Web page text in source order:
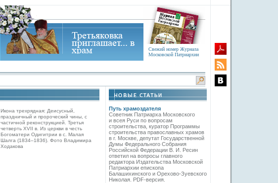
Свежий номер Журнала
Московской Патриархии
Икона трехрядная: Деисусный,
праздничный и пророческий чины, с
частичной реконструкцией. Третья
четверть XVII в. Из церкви в честь
Богоматери Одигитрии в с. Малая
Шалга (1834–1836). Фото Владимира
Ходакова
Путь храмоздателя
Советник Патриарха Московского
и всея Руси по вопросам
строительства, куратор Программы
строительства православных храмов
в г. Москве, депутат Государственной
Думы Федерального Собрания
Российской Федерации В. И. Ресин
ответил на вопросы главного
редактора Издательства Московской
Патриархии епископа
Балашихинского и Орехово-Зуевского
Николая. PDF-версия.